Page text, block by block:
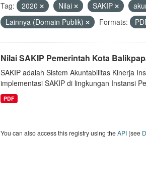
Tag: 2020 Nilai SAKIP
Lainnya (Domain Publik)
Formats:
Nilai SAKIP Pemerintah Kota
SAKIP adalah Sistem Akuntabilitas Kinerja
implementasi SAKIP di lingkungan Instansi
PDF
You can also access this registry using theAPI(see